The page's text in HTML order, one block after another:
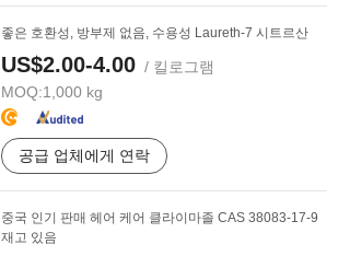
좋은 호환성, 방부제 없음, 수용성 Laureth-7 시트르산
US$2.00-4.00 / 킬로그램
MOQ:1,000 kg
공급 업체에게 연락
중국 인기 판매 헤어 케어 클라이마졸 CAS 38083-17-9
재고 있음